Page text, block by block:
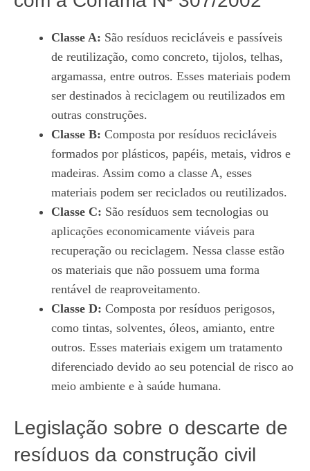
Classe A: São resíduos recicláveis e passíveis
de reutilização, como concreto, tijolos, telhas,
argamassa, entre outros. Esses materiais podem
ser destinados à reciclagem ou reutilizados em
outras construções.
Classe B: Composta por resíduos recicláveis
formados por plásticos, papéis, metais, vidros e
madeiras. Assim como a classe A, esses
materiais podem ser reciclados ou reutilizados.
Classe C: São resíduos sem tecnologias ou
aplicações economicamente viáveis para
recuperação ou reciclagem. Nessa classe estão
os materiais que não possuem uma forma
rentável de reaproveitamento.
Classe D: Composta por resíduos perigosos,
como tintas, solventes, óleos, amianto, entre
outros. Esses materiais exigem um tratamento
diferenciado devido ao seu potencial de risco ao
meio ambiente e à saúde humana.
Legislação sobre o descarte de
resíduos da construção civil